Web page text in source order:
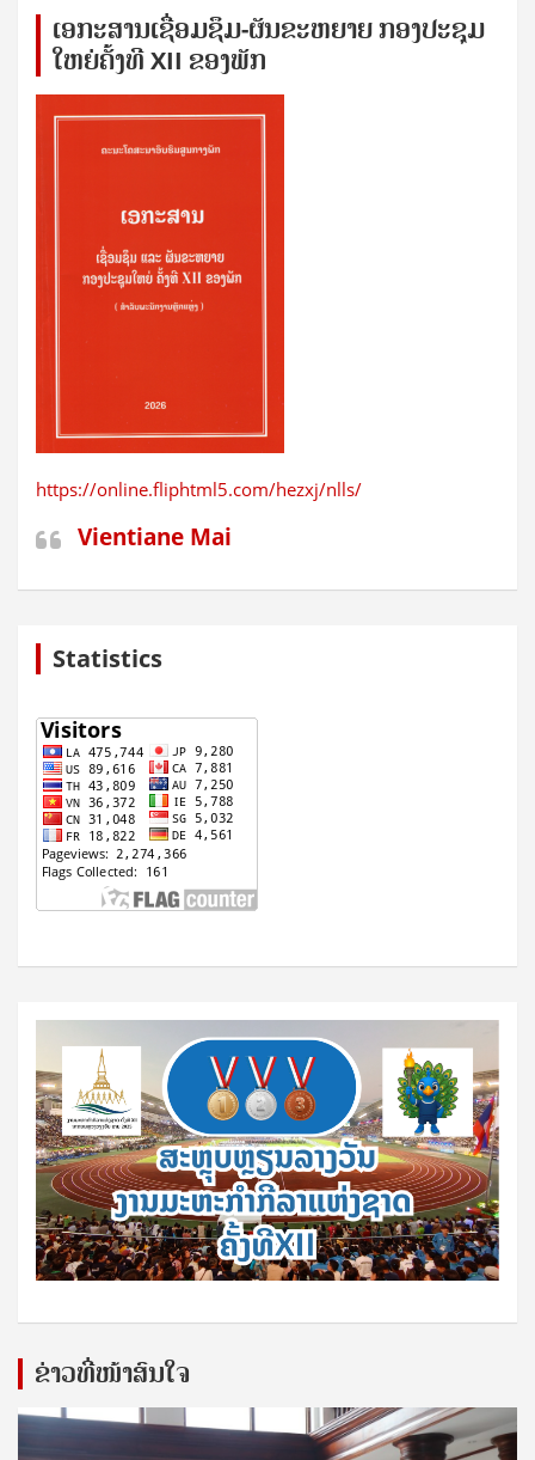
ເອກ​ະ​ສານ​ເຊ​ື່ອມ​ຊ​ຶມ-ຜັນ​ຂະ​ຫ​ຍາຍ ກອງ​ປະ​ຊຸມ​
ໃຫຍ່​ຄັ້ງ​ທີ XII ຂອງ​ພັກ
https://online.fliphtml5.com/hezxj/nlls/
Vientiane Mai
Statistics
ຂ່າວທີ່ໜ້າສົນໃຈ